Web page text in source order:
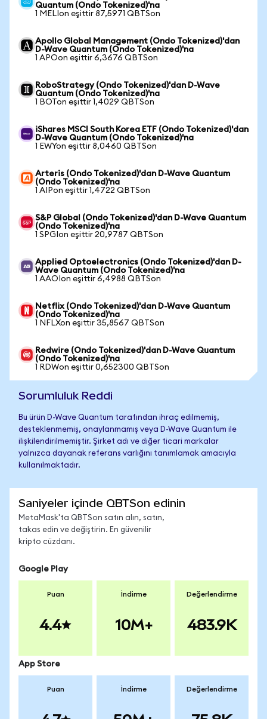
Quantum (Ondo Tokenized)'na
1 MELIon eşittir 87,5971 QBTSon
Apollo Global Management (Ondo Tokenized)'dan
D-Wave Quantum (Ondo Tokenized)'na
1 APOon eşittir 6,3676 QBTSon
RoboStrategy (Ondo Tokenized)'dan D-Wave
Quantum (Ondo Tokenized)'na
1 BOTon eşittir 1,4029 QBTSon
iShares MSCI South Korea ETF (Ondo Tokenized)'dan
D-Wave Quantum (Ondo Tokenized)'na
1 EWYon eşittir 8,0460 QBTSon
Arteris (Ondo Tokenized)'dan D-Wave Quantum
(Ondo Tokenized)'na
1 AIPon eşittir 1,4722 QBTSon
S&P Global (Ondo Tokenized)'dan D-Wave Quantum
(Ondo Tokenized)'na
1 SPGIon eşittir 20,9787 QBTSon
Applied Optoelectronics (Ondo Tokenized)'dan D-
Wave Quantum (Ondo Tokenized)'na
1 AAOIon eşittir 6,4988 QBTSon
Netflix (Ondo Tokenized)'dan D-Wave Quantum
(Ondo Tokenized)'na
1 NFLXon eşittir 35,8567 QBTSon
Redwire (Ondo Tokenized)'dan D-Wave Quantum
(Ondo Tokenized)'na
1 RDWon eşittir 0,652300 QBTSon
Sorumluluk Reddi
Bu ürün D-Wave Quantum tarafından ihraç edilmemiş,
desteklenmemiş, onaylanmamış veya D-Wave Quantum ile
ilişkilendirilmemiştir. Şirket adı ve diğer ticari markalar
yalnızca dayanak referans varlığını tanımlamak amacıyla
kullanılmaktadır.
Saniyeler içinde QBTSon edinin
MetaMask'ta QBTSon satın alın, satın,
takas edin ve değiştirin. En güvenilir
kripto cüzdanı.
Google Play
Puan
4.4
İndirme
10M+
Değerlendirme
483.9K
App Store
Puan İndirme Değerlendirme